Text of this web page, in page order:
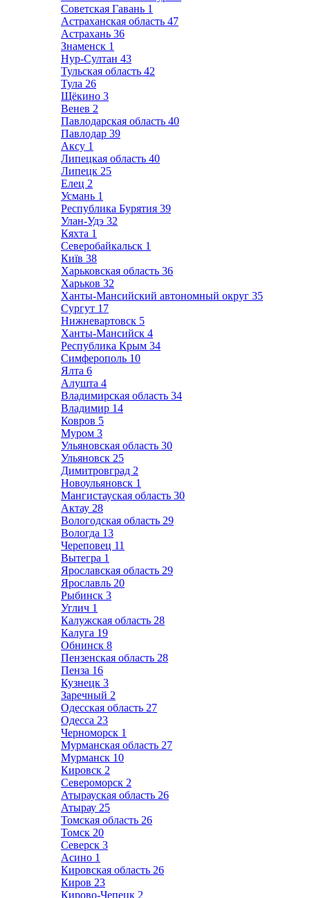
Советская Гавань 1
Астраханская область 47
Астрахань 36
Знаменск 1
Нур-Султан 43
Тульская область 42
Тула 26
Щёкино 3
Венев 2
Павлодарская область 40
Павлодар 39
Аксу 1
Липецкая область 40
Липецк 25
Елец 2
Усмань 1
Республика Бурятия 39
Улан-Удэ 32
Кяхта 1
Северобайкальск 1
Київ 38
Харьковская область 36
Харьков 32
Ханты-Мансийский автономный округ 35
Сургут 17
Нижневартовск 5
Ханты-Мансийск 4
Республика Крым 34
Симферополь 10
Ялта 6
Алушта 4
Владимирская область 34
Владимир 14
Ковров 5
Муром 3
Ульяновская область 30
Ульяновск 25
Димитровград 2
Новоульяновск 1
Мангистауская область 30
Актау 28
Вологодская область 29
Вологда 13
Череповец 11
Вытегра 1
Ярославская область 29
Ярославль 20
Рыбинск 3
Углич 1
Калужская область 28
Калуга 19
Обнинск 8
Пензенская область 28
Пенза 16
Кузнецк 3
Заречный 2
Одесская область 27
Одесса 23
Черноморск 1
Мурманская область 27
Мурманск 10
Кировск 2
Североморск 2
Атырауская область 26
Атырау 25
Томская область 26
Томск 20
Северск 3
Асино 1
Кировская область 26
Киров 23
Кирово-Чепецк 2